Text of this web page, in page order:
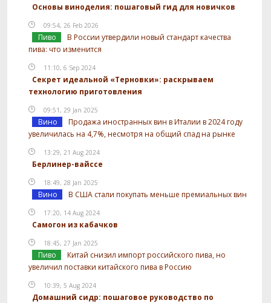
Основы виноделия: пошаговый гид для новичков
09:54, 26 Feb 2026
Пиво
В России утвердили новый стандарт качества
пива: что изменится
11:10, 6 Sep 2024
Секрет идеальной «Терновки»: раскрываем
технологию приготовления
09:51, 29 Jan 2025
Вино
Продажа иностранных вин в Италии в 2024 году
увеличилась на 4,7%, несмотря на общий спад на рынке
13:29, 21 Aug 2024
Берлинер-вайссе
18:49, 28 Jan 2025
Вино В США стали покупать меньше премиальных вин
17:20, 14 Aug 2024
Самогон из кабачков
18:45, 27 Jan 2025
Пиво
Китай снизил импорт российского пива, но
увеличил поставки китайского пива в Россию
10:39, 5 Aug 2024
Домашний сидр: пошаговое руководство по